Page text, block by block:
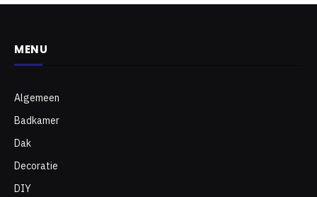
MENU
Algemeen
Badkamer
Dak
Decoratie
DIY